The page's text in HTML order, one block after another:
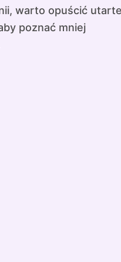
poznać mniej